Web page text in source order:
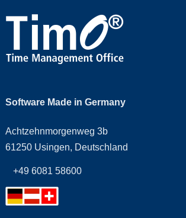
Software Made in Germany
Achtzehnmorgenweg 3b
61250 Usingen, Deutschland
+49 6081 58600